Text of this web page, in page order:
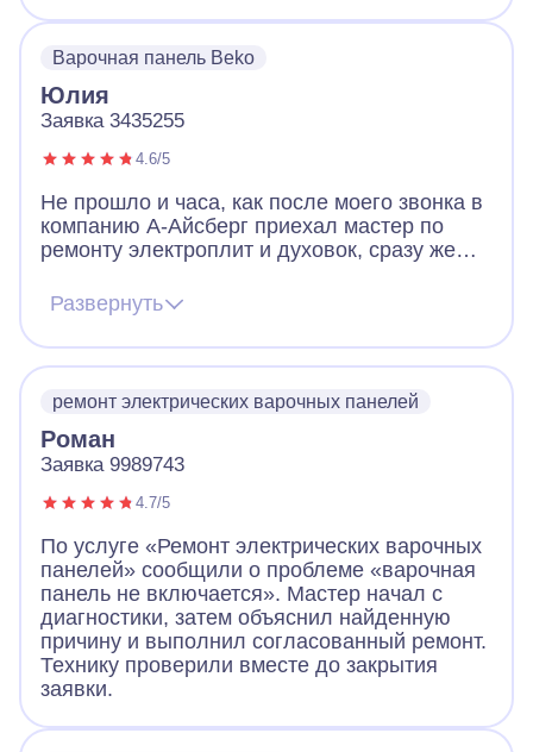
Варочная панель Beko
Юлия
Заявка 3435255
4.6/5
Не прошло и часа, как после моего звонка в
компанию А-Айсберг приехал мастер по
ремонту электроплит и духовок, сразу же
панели и на месте устранил ее. В дни
карантина, когда почти никто вокруг не
работает - это просто чудо! Будем
самоизолироваться с вкусной выпечкой.
Большое спасибо!
Развернуть
ремонт электрических варочных панелей
Роман
Заявка 9989743
4.7/5
По услуге «Ремонт электрических варочных
панелей» сообщили о проблеме «варочная
панель не включается». Мастер начал с
диагностики, затем объяснил найденную
причину и выполнил согласованный ремонт.
Технику проверили вместе до закрытия
заявки.